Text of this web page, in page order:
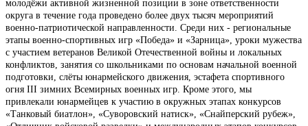
молодёжи активной жизненной позиции в зоне ответственности
округа в течение года проведено более двух тысяч мероприятий
военно-патриотической направленности. Среди них - региональные
этапы военно-спортивных игр «Победа» и «Зарница», уроки мужества
с участием ветеранов Великой Отечественной войны и локальных
конфликтов, занятия со школьниками по основам начальной военной
подготовки, слёты юнармейского движения, эстафета спортивного
огня III зимних Всемирных военных игр. Кроме этого, мы
привлекали юнармейцев к участию в окружных этапах конкурсов
«Танковый биатлон», «Суворовский натиск», «Снайперский рубеж»,